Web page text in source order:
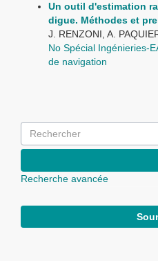
Un outil d'estimation
digue. Méthodes et
J. RENZONI, A.
No Spécial Ingénieries-
de navigation
Recherche avancée